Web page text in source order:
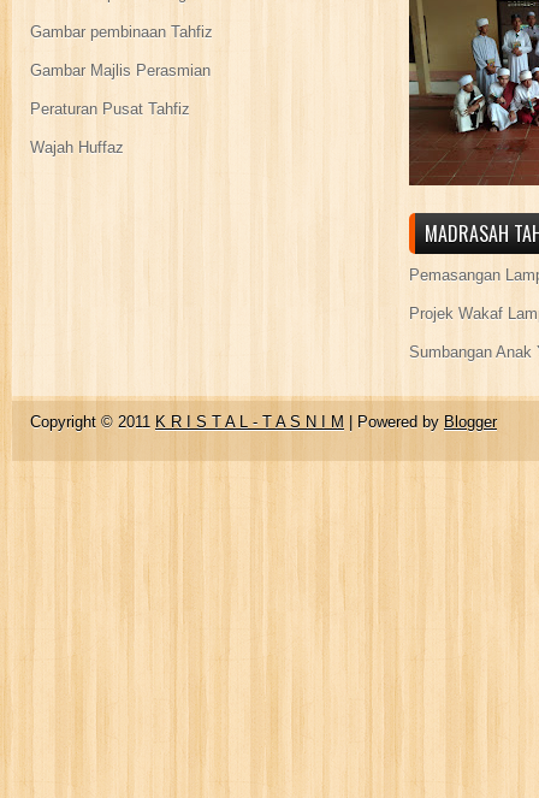
Gambar pembinaan Tahfiz
Gambar Majlis Perasmian
Peraturan Pusat Tahfiz
Wajah Huffaz
MADRASAH
Pemasangan
Projek Wakaf
Sumbangan Anak
Copyright © 2011 K R I S T A L - T A S N I M | Powered by Blogger